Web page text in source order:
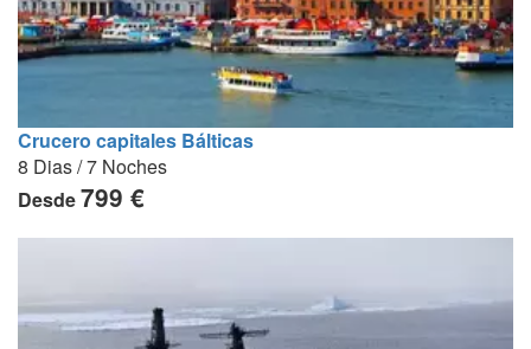
Crucero capitales Bálticas
8 Dias / 7 Noches
Desde799 €